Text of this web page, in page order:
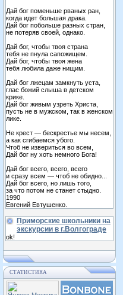
Дай бог поменьше рваных ран,
когда идет большая драка.
Дай бог побольше разных стран,
не потеряв своей, однако.
Дай бог, чтобы твоя страна
тебя не пнула сапожищем.
Дай бог, чтобы твоя жена
тебя любила даже нищим.
Дай бог лжецам замкнуть уста,
глас божий слыша в детском
крике.
Дай бог живым узреть Христа,
пусть не в мужском, так в женском
лике.
Не крест — бескрестье мы несем,
а как сгибаемся убого.
Чтоб не извериться во всем,
Дай бог ну хоть немного Бога!
Дай бог всего, всего, всего
и сразу всем — чтоб не обидно...
Дай бог всего, но лишь того,
за что потом не станет стыдно.
1990
Евгений Евтушенко.
Приморские школьники на
экскурсии в г.Волгограде
ok!
СТАТИСТИКА